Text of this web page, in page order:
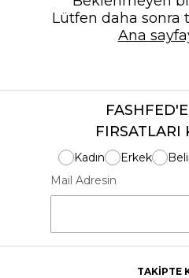
Lütfen daha sonra
Ana
FIRSATLARI
Kadın Erkek
Mail Adresin
TAKİPTE